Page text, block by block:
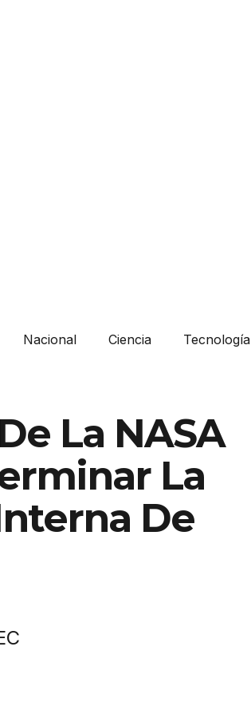
Nacional Ciencia Tecnología
La NASA
La
De